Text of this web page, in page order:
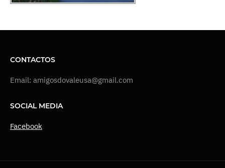
CONTACTOS
Email: amigosdovaleusa@gmail.com
SOCIAL MEDIA
Facebook